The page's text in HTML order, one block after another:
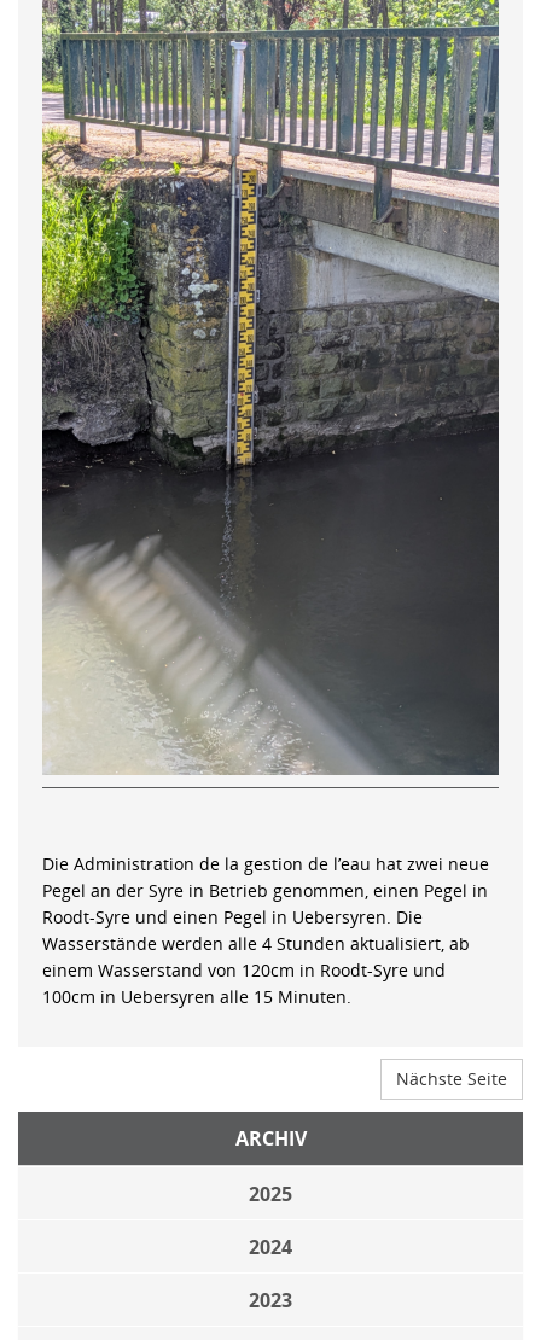
Die Administration de la gestion de l’eau hat zwei neue
Pegel an der Syre in Betrieb genommen, einen Pegel in
Roodt-Syre und einen Pegel in Uebersyren. Die
Wasserstände werden alle 4 Stunden aktualisiert, ab
einem Wasserstand von 120cm in Roodt-Syre und
100cm in Uebersyren alle 15 Minuten.
Nächste Seite
ARCHIV
2025
2024
2023